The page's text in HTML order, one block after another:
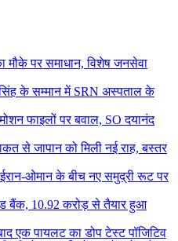
मौके पर समाधान, विशेष जनसेवा
के सम्मान में SRN अस्पताल के
फाइलों पर बवाल, SO दयानंद
से जापान को मिली नई राह, बस्तर
ईरान-ओमान के बीच नए समुद्री रूट पर
बैंक, 10.92 करोड़ से तैयार हुआ
एक पायलट का डोप टेस्ट पॉजिटिव